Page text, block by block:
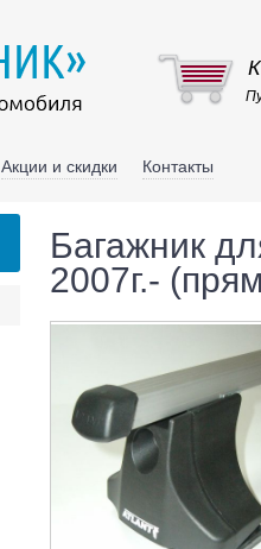
Акции и скидки Контакты
Багажник
2007г.-